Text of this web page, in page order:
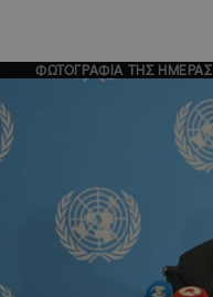
ΦΩΤΟΓΡΑΦΙΑ ΤΗΣ ΗΜΕΡΑΣ